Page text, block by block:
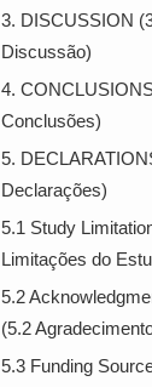
3. DISCUSSION
Discussão)
4.
Conclusões)
5.
Declarações)
5.1 Study
Limitações do
5.2
(5.2
5.3 Funding